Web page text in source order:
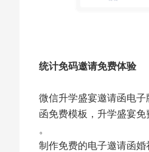
统计免码邀请免费体验
微信升学盛宴邀请函电
函免费模板，升学盛宴
。
制作免费的电子邀请函